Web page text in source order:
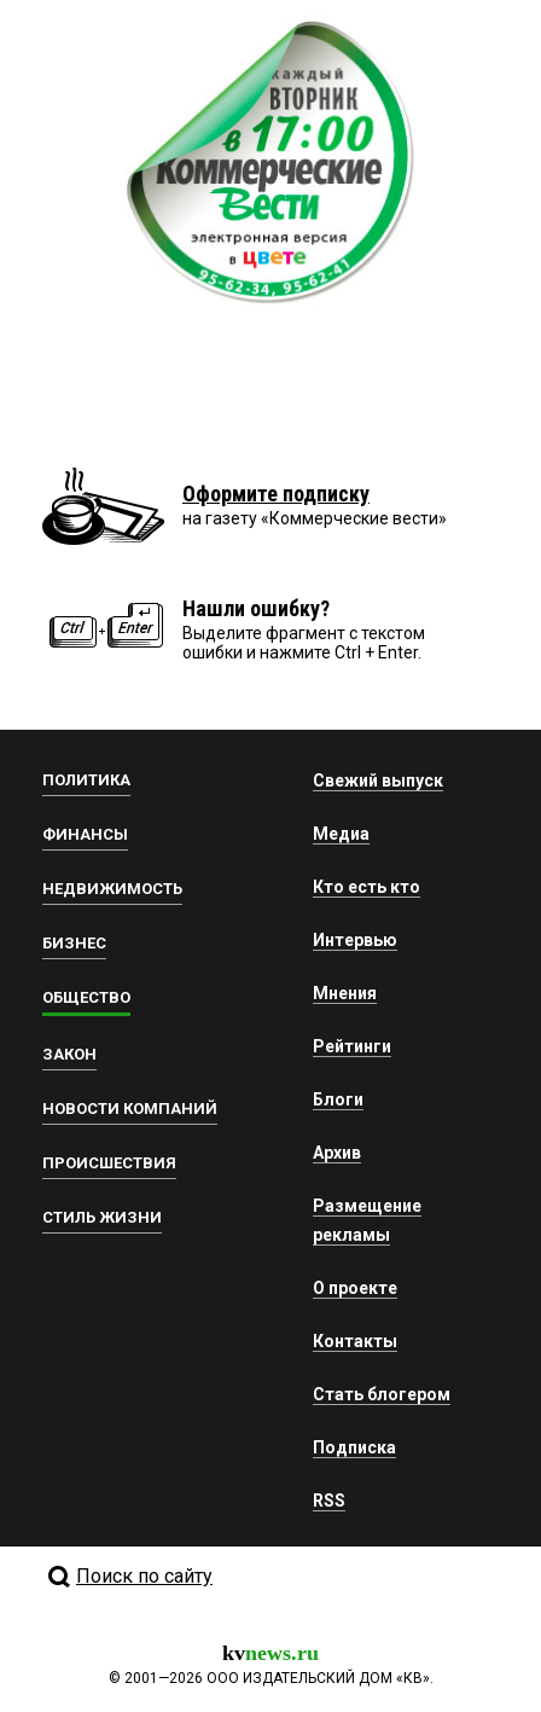
Оформите подписку
на газету «Коммерческие вести»
Нашли ошибку?
Выделите фрагмент с текстом
ошибки и нажмите Ctrl + Enter.
ПОЛИТИКА
ФИНАНСЫ
НЕДВИЖИМОСТЬ
БИЗНЕС
ОБЩЕСТВО
ЗАКОН
НОВОСТИ КОМПАНИЙ
ПРОИСШЕСТВИЯ
СТИЛЬ ЖИЗНИ
Свежий выпуск
Медиа
Кто есть кто
Интервью
Мнения
Рейтинги
Блоги
Архив
Размещение
рекламы
О проекте
Контакты
Стать блогером
Подписка
RSS
Поиск по сайту
kvnews.ru
© 2001—2026 ООО ИЗДАТЕЛЬСКИЙ ДОМ «КВ».